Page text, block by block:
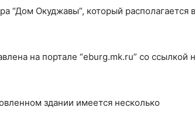
“Дом Окуджавы”, который располагается в
на портале “eburg.mk.ru” со ссылкой
здании имеется несколько